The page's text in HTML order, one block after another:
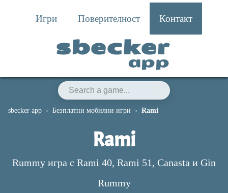
Игри Поверителност Контакт
sbecker
app
sbecker app Безплатни мобилни игри Rami
Rami
Rummy игра с Rami 40, Rami 51, Canasta и Gin
Rummy